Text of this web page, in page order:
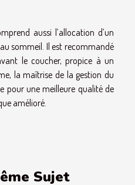
aussi l’allocation d’un
sommeil. Il est recommandé
le coucher, propice à un
la maîtrise de la gestion du
pour une meilleure qualité de
amélioré.
Sujet